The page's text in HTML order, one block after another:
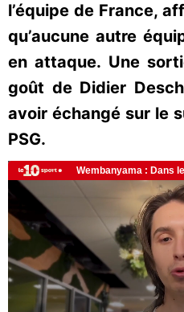
l’équipe de France,
qu’aucune autre
en attaque. Une
goût de Didier
avoir échangé sur le
PSG.